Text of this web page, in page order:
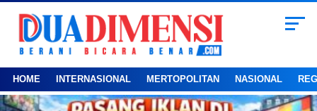
HOME INTERNASIONAL MERTOPOLITAN NASIONAL